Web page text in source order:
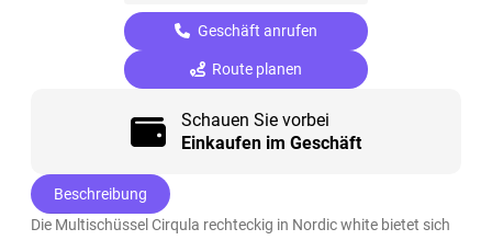
Geschäft anrufen
Route planen
Schauen Sie vorbei
Einkaufen im Geschäft
Beschreibung
Die Multischüssel Cirqula rechteckig in Nordic white bietet sich